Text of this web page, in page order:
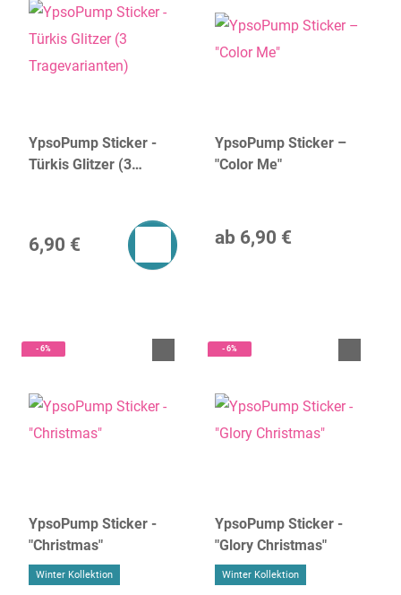
YpsoPump Sticker -
Türkis Glitzer (3
6,90 €
YpsoPump Sticker –
"Color Me"
ab 6,90 €
- 6%
YpsoPump Sticker -
"Christmas"
Winter Kollektion
- 6%
YpsoPump Sticker -
"Glory Christmas"
Winter Kollektion